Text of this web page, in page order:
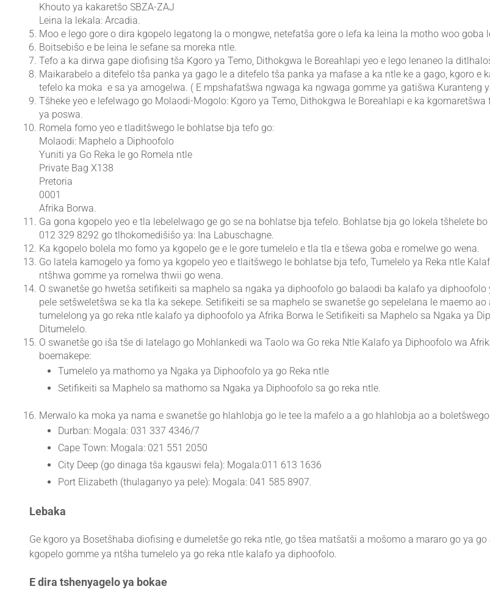
Khouto ya kakaretšo SBZA-ZAJ
Leina la lekala: Arcadia.
Moo e lego gore o dira kgopelo legatong la o mongwe, netefatša gore o lefa ka leina la motho woo goba
Boitsebišo e be leina le sefane sa moreka ntle.
Tefo a ka dirwa gape diofising tša Kgoro ya Temo, Dithokgwa le Boreahlapi yeo e lego lenaneo la
Maikarabelo a ditefelo tša panka ya gago le a ditefelo tša panka ya mafase a ka ntle ke a gago, kgoro e
tefelo ka moka e sa ya amogelwa. ( E mpshafatšwa ngwaga ka ngwaga gomme ya gatišwa Kuranteng
Tšheke yeo e lefelwago go Molaodi-Mogolo: Kgoro ya Temo, Dithokgwa le Boreahlapi e ka
ya poswa.
Romela fomo yeo e tladitšwego le bohlatse bja tefo go:
Molaodi: Maphelo a Diphoofolo
Yuniti ya Go Reka le go Romela ntle
Private Bag X138
Pretoria
0001
Afrika Borwa.
Ga gona kgopelo yeo e tla lebelelwago ge go se na bohlatse bja tefelo. Bohlatse bja go lokela tšhelete
012 329 8292 go tlhokomedišišo ya: Ina Labuschagne.
Ka kgopelo bolela mo fomo ya kgopelo ge e le gore tumelelo e tla tla e tšewa goba e romelwe go wena.
Go latela kamogelo ya fomo ya kgopelo yeo e tlaitšwego le bohlatse bja tefo, Tumelelo ya Reka ntle
ntšhwa gomme ya romelwa thwii go wena.
O swanetše go hwetša setifikeiti sa maphelo sa ngaka ya diphoofolo go balaodi ba kalafo ya diphoofolo
pele setšweletšwa se ka tla ka sekepe. Setifikeiti se sa maphelo se swanetše go sepelelana le maemo
tumelelong ya go reka ntle kalafo ya diphoofolo ya Afrika Borwa le Setifikeiti sa Maphelo sa Ngaka ya
Ditumelelo.
O swanetše go iša tše di latelago go Mohlankedi wa Taolo wa Go reka Ntle Kalafo ya Diphoofolo wa
boemakepe:
Tumelelo ya mathomo ya Ngaka ya Diphoofolo ya go Reka ntle
Setifikeiti sa Maphelo sa mathomo sa Ngaka ya Diphoofolo sa go reka ntle.
Merwalo ka moka ya nama e swanetše go hlahlobja go le tee la mafelo a a go hlahlobja ao a
Durban: Mogala: 031 337 4346/7
Cape Town: Mogala: 021 551 2050
City Deep (go dinaga tša kgauswi fela): Mogala:011 613 1636
Port Elizabeth (thulaganyo ya pele): Mogala: 041 585 8907.
Lebaka
Ge kgoro ya Bosetšhaba diofising e dumeletše go reka ntle, go tšea matšatši a mošomo a mararo go ya
kgopelo gomme ya ntšha tumelelo ya go reka ntle kalafo ya diphoofolo.
E dira tshenyagelo ya bokae